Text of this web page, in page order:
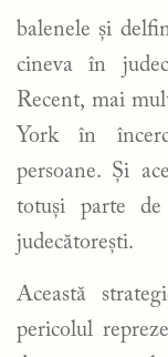
balenele și
cineva în
Recent, mai
York în
persoane. Și
totuși parte
judecătorești.
Această
pericolul